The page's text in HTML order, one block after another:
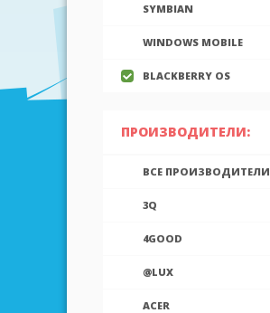
SYMBIAN
WINDOWS MOBILE
BLACKBERRY OS
ПРОИЗВОДИТЕЛИ:
ВСЕ ПРОИЗВОДИТЕЛИ
3Q
4GOOD
@LUX
ACER